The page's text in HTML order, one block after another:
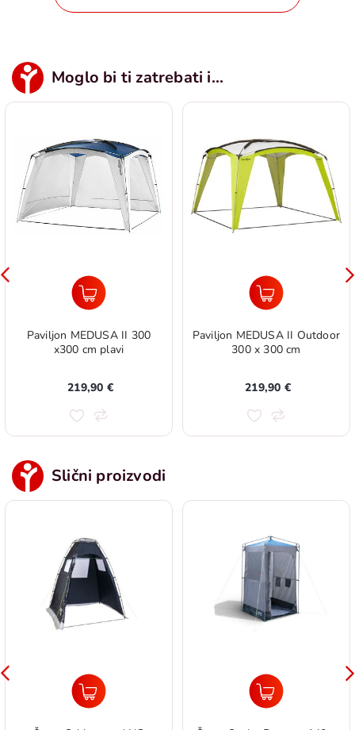
Moglo bi ti zatrebati i...
Paviljon MEDUSA II 300
x300 cm plavi
219,90 €
Paviljon MEDUSA II Outdoor
300 x 300 cm
219,90 €
Slični proizvodi